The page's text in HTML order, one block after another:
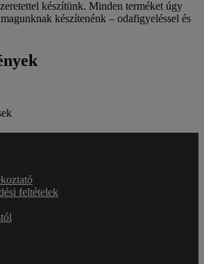
készítünk. Minden terméket úgy
készítenénk – odafigyeléssel és
feltételek